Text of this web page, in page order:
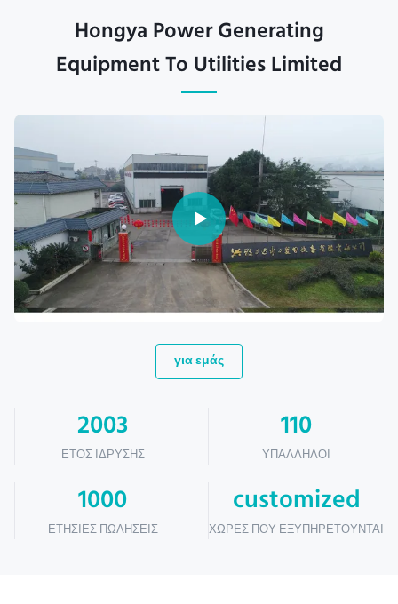
Hongya Power Generating
Equipment To Utilities Limited
για εμάς
2003
ΈΤΟΣ ΊΔΡΥΣΗΣ
110
ΥΠΆΛΛΗΛΟΙ
1000
ΕΤΉΣΙΕΣ ΠΩΛΉΣΕΙΣ
customized
ΧΏΡΕΣ ΠΟΥ ΕΞΥΠΗΡΕΤΟΎΝΤΑΙ